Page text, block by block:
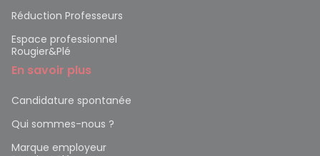
Réduction Professeurs
Espace professionnel
Rougier&Plé
En savoir plus
Candidature spontanée
Qui sommes-nous ?
Marque employeur